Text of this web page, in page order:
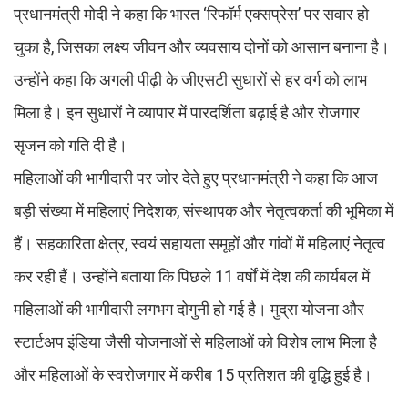
प्रधानमंत्री मोदी ने कहा कि भारत ‘रिफॉर्म एक्सप्रेस’ पर सवार हो
चुका है, जिसका लक्ष्य जीवन और व्यवसाय दोनों को आसान बनाना है।
उन्होंने कहा कि अगली पीढ़ी के जीएसटी सुधारों से हर वर्ग को लाभ
मिला है। इन सुधारों ने व्यापार में पारदर्शिता बढ़ाई है और रोजगार
सृजन को गति दी है।
महिलाओं की भागीदारी पर जोर देते हुए प्रधानमंत्री ने कहा कि आज
बड़ी संख्या में महिलाएं निदेशक, संस्थापक और नेतृत्वकर्ता की भूमिका में
हैं। सहकारिता क्षेत्र, स्वयं सहायता समूहों और गांवों में महिलाएं नेतृत्व
कर रही हैं। उन्होंने बताया कि पिछले 11 वर्षों में देश की कार्यबल में
महिलाओं की भागीदारी लगभग दोगुनी हो गई है। मुद्रा योजना और
स्टार्टअप इंडिया जैसी योजनाओं से महिलाओं को विशेष लाभ मिला है
और महिलाओं के स्वरोजगार में करीब 15 प्रतिशत की वृद्धि हुई है।